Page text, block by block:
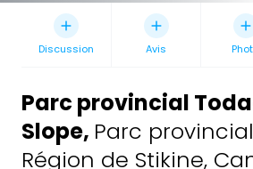
Discussion Avis
Parc provincial
Slope, Parc
Région de Stikine,